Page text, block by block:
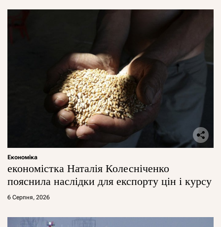
Економіка
економістка Наталія Колесніченко
пояснила наслідки для експорту цін і курсу
6 Серпня, 2026